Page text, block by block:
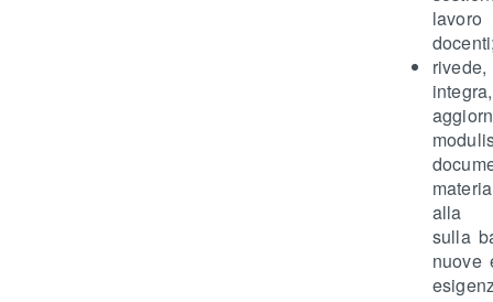
integra,
alla
sulla
nuove